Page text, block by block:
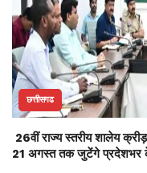
छत्तीसगढ
26वीं राज्य स्तरीय शालेय
21 अगस्त तक जुटेंगे प्रदेशभर